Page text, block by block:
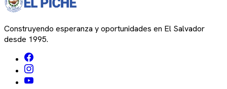
Construyendo esperanza y oportunidades en El Salvador
desde 1995.